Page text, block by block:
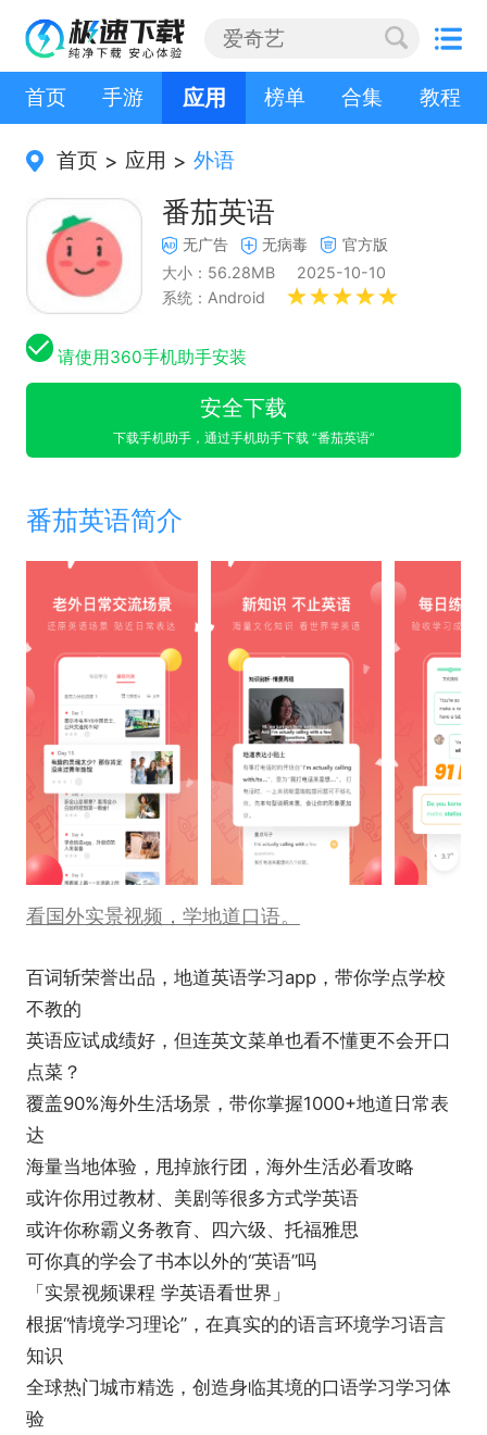
首页 手游 应用 榜单 合集 教程
首页 > 应用 > 外语
番茄英语
无广告 无病毒
官方版
大小：56.28MB
2025-10-10
系统：Android
请使用360手机助手安装
安全下载
下载手机助手，通过手机助手下载 “番茄英语”
番茄英语简介
看国外实景视频，学地道口语。
百词斩荣誉出品，地道英语学习app，带你学点学校
不教的
英语应试成绩好，但连英文菜单也看不懂更不会开口
点菜？
覆盖90%海外生活场景，带你掌握1000+地道日常表
达
海量当地体验，甩掉旅行团，海外生活必看攻略
或许你用过教材、美剧等很多方式学英语
或许你称霸义务教育、四六级、托福雅思
可你真的学会了书本以外的“英语”吗
「实景视频课程 学英语看世界」
根据“情境学习理论”，在真实的的语言环境学习语言
知识
全球热门城市精选，创造身临其境的口语学习学习体
验